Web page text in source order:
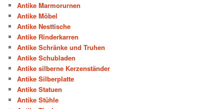
Antike Marmorurnen
Antike Möbel
Antike Nesttische
Antike Rinderkarren
Antike Schränke und Truhen
Antike Schubladen
Antike silberne Kerzenständer
Antike Silberplatte
Antike Statuen
Antike Stühle